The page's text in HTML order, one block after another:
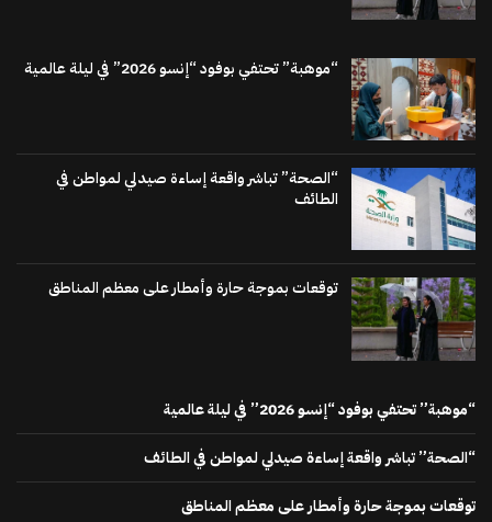
“موهبة” تحتفي بوفود “إنسو 2026” في ليلة عالمية
“الصحة” تباشر واقعة إساءة صيدلي لمواطن في
الطائف
توقعات بموجة حارة وأمطار على معظم المناطق
“موهبة” تحتفي بوفود “إنسو 2026” في ليلة عالمية
“الصحة” تباشر واقعة إساءة صيدلي لمواطن في الطائف
توقعات بموجة حارة وأمطار على معظم المناطق